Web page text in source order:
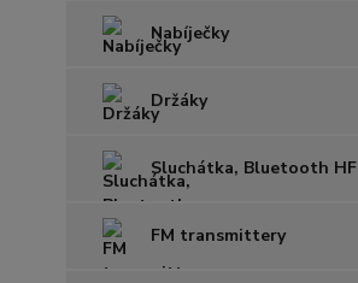
Nabíječky
Držáky
Sluchátka, Bluetooth HF
FM transmittery